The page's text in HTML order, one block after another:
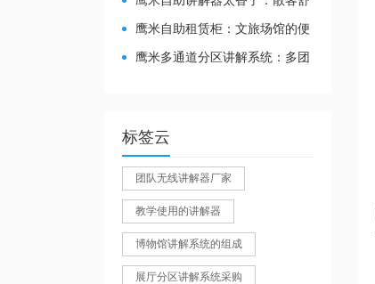
心，我们运营也减负
鹰米自助租赁柜：文旅场馆的便
民与减负神器
鹰米多通道分区讲解系统：多团
标签云
团队无线讲解器厂家
教学使用的讲解器
博物馆讲解系统的组成
展厅分区讲解系统采购